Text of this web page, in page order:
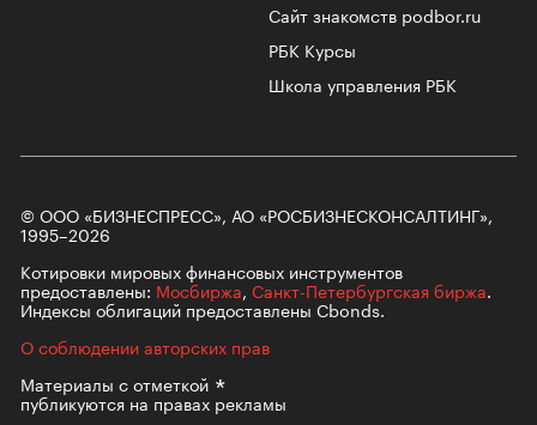
Сайт знакомств podbor.ru
РБК Курсы
Школа управления РБК
© ООО «БИЗНЕСПРЕСС», АО «РОСБИЗНЕСКОНСАЛТИНГ»,
1995–2026
Котировки мировых финансовых инструментов
предоставлены: Мосбиржа, Санкт-Петербургская биржа.
Индексы облигаций предоставлены Cbonds.
О соблюдении авторских прав
Материалы сотметкой
публикуются на правах рекламы